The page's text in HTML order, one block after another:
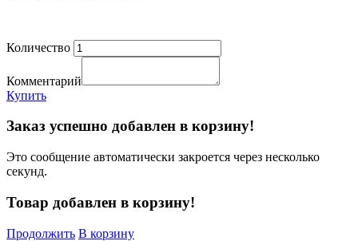
Количество
Комментарий
Купить
Заказ успешно добавлен в корзину!
Это сообщение автоматически закроется через несколько
секунд.
Товар добавлен в корзину!
Продолжить В корзину